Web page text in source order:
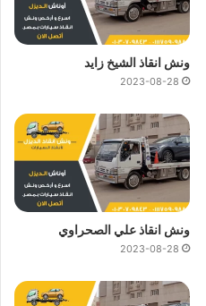
ونش انقاذ الشيخ زايد
2023-08-28
ونش انقاذ علي الصحراوي
2023-08-28